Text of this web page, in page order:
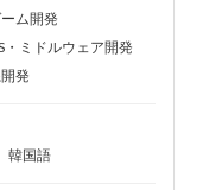
ム開発
・ミドルウェア開発
発
韓国語